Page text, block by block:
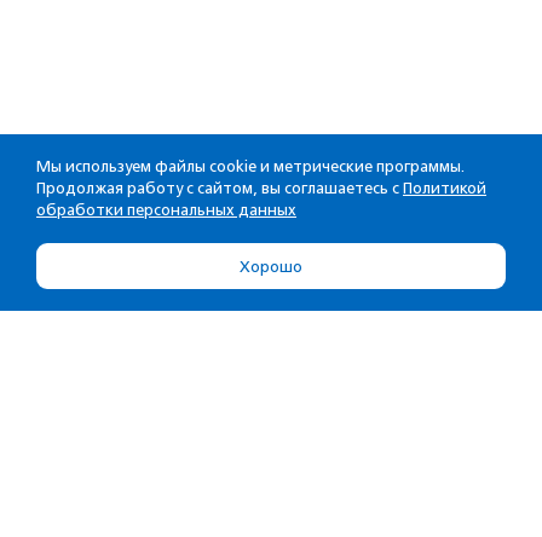
Мы используем файлы cookie и метрические программы.
Продолжая работу с сайтом, вы соглашаетесь с Политикой
обработки персональных данных
Хорошо